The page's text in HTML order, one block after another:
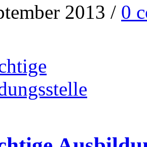
2013 / 0